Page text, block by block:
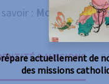
: Mort violente
& MISSIONS
actuellement de
des missions